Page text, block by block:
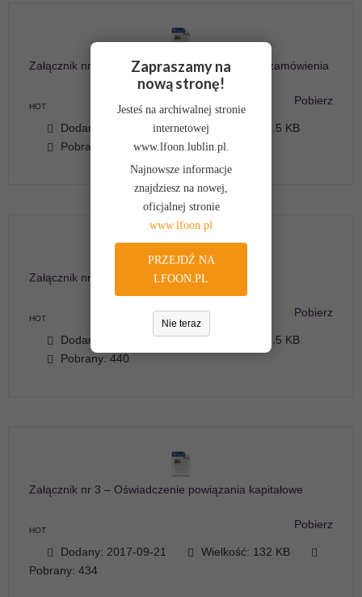
Załącznik nr 1 – Szczegółowy opis przedmiotu zamówienia
Pobierz
HOT
Dodany: 2017-09-21
Wielkość: 187.5 KB
Pobrany: 609
Załącznik nr 2 – Formularz ofertowy
Pobierz
HOT
Dodany: 2017-09-21
Wielkość: 138.5 KB
Pobrany: 440
Załącznik nr 3 – Oświadczenie powiązania kapitałowe
Pobierz
HOT
Dodany: 2017-09-21
Wielkość: 132 KB
Pobrany: 434
Zapraszamy na
nową stronę!
Jesteś na archiwalnej stronie
internetowej
www.lfoon.lublin.pl.
Najnowsze informacje
znajdziesz na nowej,
oficjalnej stronie
www.lfoon.pl
PRZEJDŹ NA
LFOON.PL
Nie teraz